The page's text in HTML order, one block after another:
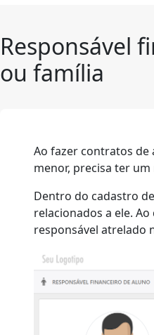
Responsável
ou família
Ao fazer contratos de
menor, precisa ter um
Dentro do cadastro
relacionados a ele.
responsável atrelado